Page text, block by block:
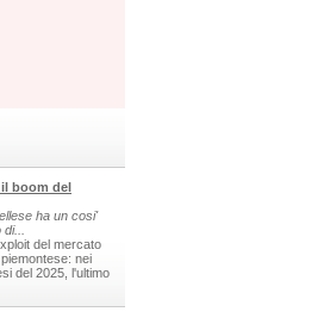
boom del
ha un cosi'
del mercato
nei
del 2025, l'ultimo